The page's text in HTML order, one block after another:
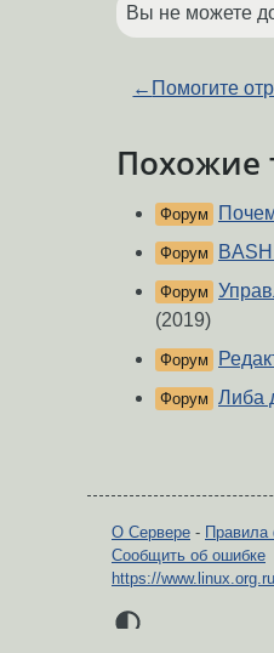
Вы не можете
← Помогите
Похожие
Форум
Форум
Форум
(2019)
Форум
Форум Либа
О Сервере -
Сообщить об ошибке
https://